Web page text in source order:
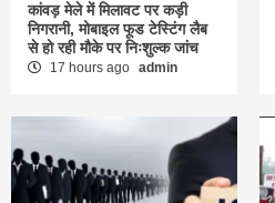
कांवड़ मेले में मिलावट पर कड़ी
निगरानी, मोबाइल फूड टेस्टिंग लैब
से हो रही मौके पर निःशुल्क जांच
17 hours ago admin